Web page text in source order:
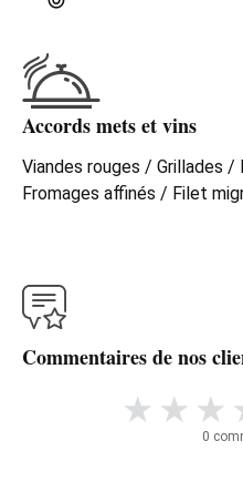
Accords mets et vins
Viandes rouges / Grillades
Fromages affinés / Filet
Commentaires de nos
0